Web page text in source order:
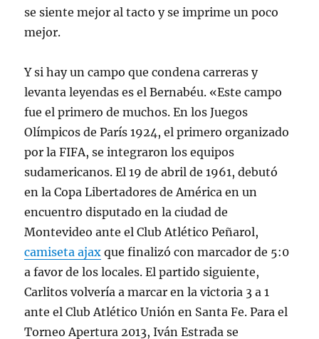
se siente mejor al tacto y se imprime un poco
mejor.
Y si hay un campo que condena carreras y
levanta leyendas es el Bernabéu. «Este campo
fue el primero de muchos. En los Juegos
Olímpicos de París 1924, el primero organizado
por la FIFA, se integraron los equipos
sudamericanos. El 19 de abril de 1961, debutó
en la Copa Libertadores de América en un
encuentro disputado en la ciudad de
Montevideo ante el Club Atlético Peñarol,
camiseta ajax que finalizó con marcador de 5:0
a favor de los locales. El partido siguiente,
Carlitos volvería a marcar en la victoria 3 a 1
ante el Club Atlético Unión en Santa Fe. Para el
Torneo Apertura 2013, Iván Estrada se